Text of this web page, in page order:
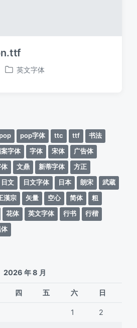
发
英文字体
pop pop字体 ttc ttf
书法
案字体 字体 宋体
广告体
文鼎 新蒂字体
方正
日文 日文字体 日本 朗宋
武蔵
漢宗 矢量 空心 简体
粗
花体 英文字体 行书
行楷
2026 年 8 月
四 五 六 日
1 2